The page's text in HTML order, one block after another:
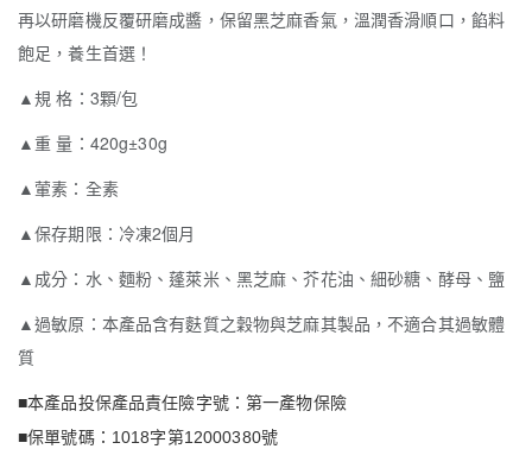
再以研磨機反覆研磨成醬，保留黑芝麻香氣，溫潤香滑順口，餡料
飽足，養生首選！
▲規 格：3顆/包
▲重 量：420g±30g
▲葷素：全素
▲保存期限：冷凍2個月
▲成分：水、麵粉、蓬萊米、黑芝麻、芥花油、細砂糖、酵母、鹽
▲過敏原：本產品含有麩質之穀物與芝麻其製品，不適合其過敏體
質
■本產品投保產品責任險字號：第一產物保險
■保單號碼： 1018字第12000380號